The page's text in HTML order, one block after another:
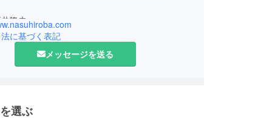
隆夫
を営みながら、一級建築士として設計事務所
ボ」を経営。
協の常任理事、フードバンク支援、那須町づく
チュア無線の他、近隣の山々での登山。
に基づく表記
メッセージを送る
選ぶ